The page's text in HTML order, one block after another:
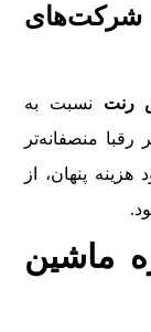
رنت نسبت به
منصفانه‌تر
پنهان، از
ماشین